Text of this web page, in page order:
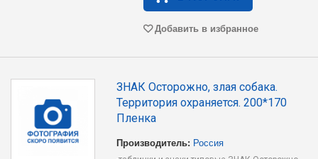
Добавить в избранное
ЗНАК Осторожно, злая собака.
Территория охраняется. 200*170
Пленка
Производитель: Россия